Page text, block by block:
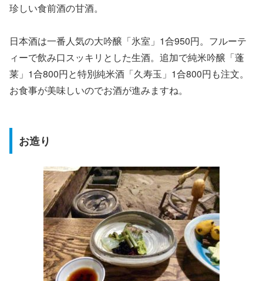
珍しい食前酒の甘酒。
日本酒は一番人気の大吟醸「氷室」1合950円。フルーテ
ィーで飲み口スッキリとした生酒。追加で純米吟醸「蓬
莱」1合800円と特別純米酒「久寿玉」1合800円も注文。
お食事が美味しいのでお酒が進みますね。
お造り